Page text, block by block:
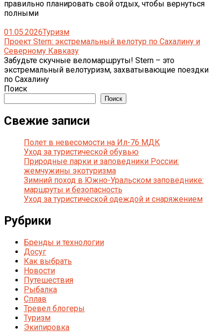
правильно планировать свой отдых, чтобы вернуться
полными
01.05.2026Туризм
Проект Stern: экстремальный велотур по Сахалину и
Северному Кавказу
Забудьте скучные веломаршруты! Stern – это
экстремальный велотуризм, захватывающие поездки
по Сахалину
Поиск
Поиск
Свежие записи
Полет в невесомости на Ил-76 МДК
Уход за туристической обувью
Природные парки и заповедники России:
жемчужины экотуризма
Зимний поход в Южно-Уральском заповеднике:
маршруты и безопасность
Уход за туристической одеждой и снаряжением
Рубрики
Бренды и технологии
Досуг
Как выбрать
Новости
Путешествия
Рыбалка
Сплав
Тревел блогеры
Туризм
Экипировка